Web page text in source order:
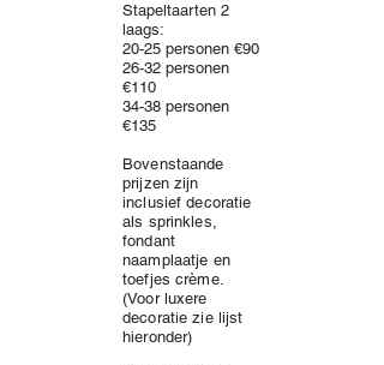
Stapeltaarten 2
laags:
20-25 personen €90
26-32 personen
€110
34-38 personen
€135
Bovenstaande
prijzen zijn
inclusief decoratie
als sprinkles,
fondant
naamplaatje en
toefjescrème.
(Voor luxere
decoratie zie lijst
hieronder)